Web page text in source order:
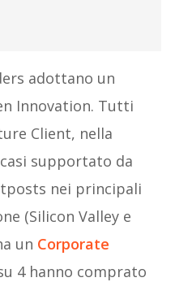
adottano un
Innovation. Tutti
Client, nella
supportato da
nei principali
(Silicon Valley e
un Corporate
su 4 hanno comprato